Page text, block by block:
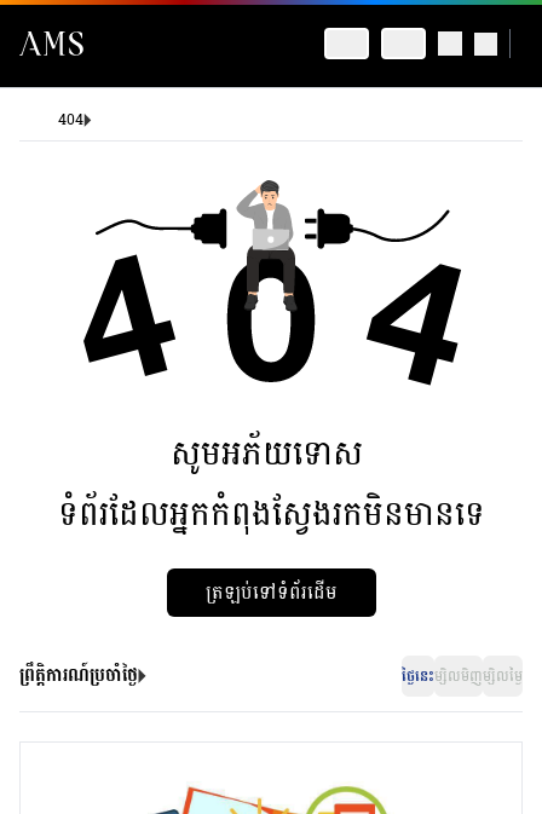
404
សូមអភ័យទោស
ទំព័រដែលអ្នកកំពុងស្វែងរកមិនមានទេ
ត្រឡប់ទៅទំព័រដើម
ព្រឹត្តិការណ៍ប្រចាំថ្ងៃ ថ្ងៃនេះម្សិលមិញម្សិលម្ងៃ